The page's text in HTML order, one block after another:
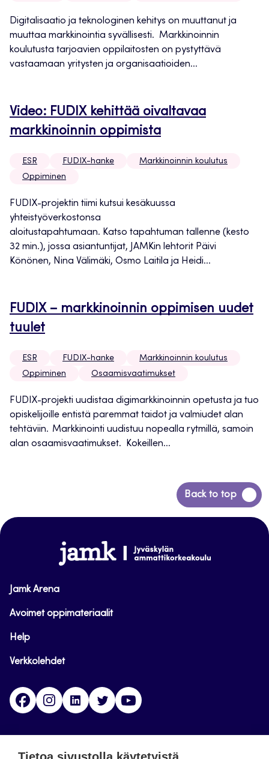
Digitalisaatio ja teknologinen kehitys on muuttanut ja
muuttaa markkinointia syvällisesti. Markkinoinnin
koulutusta tarjoavien oppilaitosten on pystyttävä
vastaamaan yritysten ja organisaatioiden...
Video: FUDIX kehittää oivaltavaa
markkinoinnin oppimista
ESR FUDIX-hanke
Markkinoinnin koulutus
Oppiminen
FUDIX-projektin tiimi kutsui kesäkuussa
yhteistyöverkostonsa
aloitustapahtumaan. Katso tapahtuman tallenne (kesto
32 min.), jossa asiantuntijat, JAMKin lehtorit Päivi
Könönen, Nina Välimäki, Osmo Laitila ja Heidi...
FUDIX – markkinoinnin oppimisen uudet
tuulet
ESR FUDIX-hanke
Markkinoinnin koulutus
Oppiminen
Osaamisvaatimukset
FUDIX-projekti uudistaa digimarkkinoinnin opetusta ja tuo
opiskelijoille entistä paremmat taidot ja valmiudet alan
tehtäviin. Markkinointi uudistuu nopealla rytmillä, samoin
alan osaamisvaatimukset. Kokeillen...
Back to top
Siirry
takaisin
www.jamk.fi
Jamk Arena
Avoimet oppimateriaalit
Help
Verkkolehdet
FacebookInstagramLinkedinTwitter